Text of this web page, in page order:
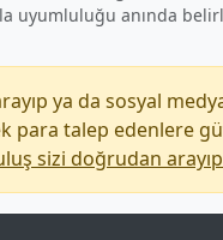
uyumluluğu anında
ya da sosyal
para talep edenlere
sizi doğrudan